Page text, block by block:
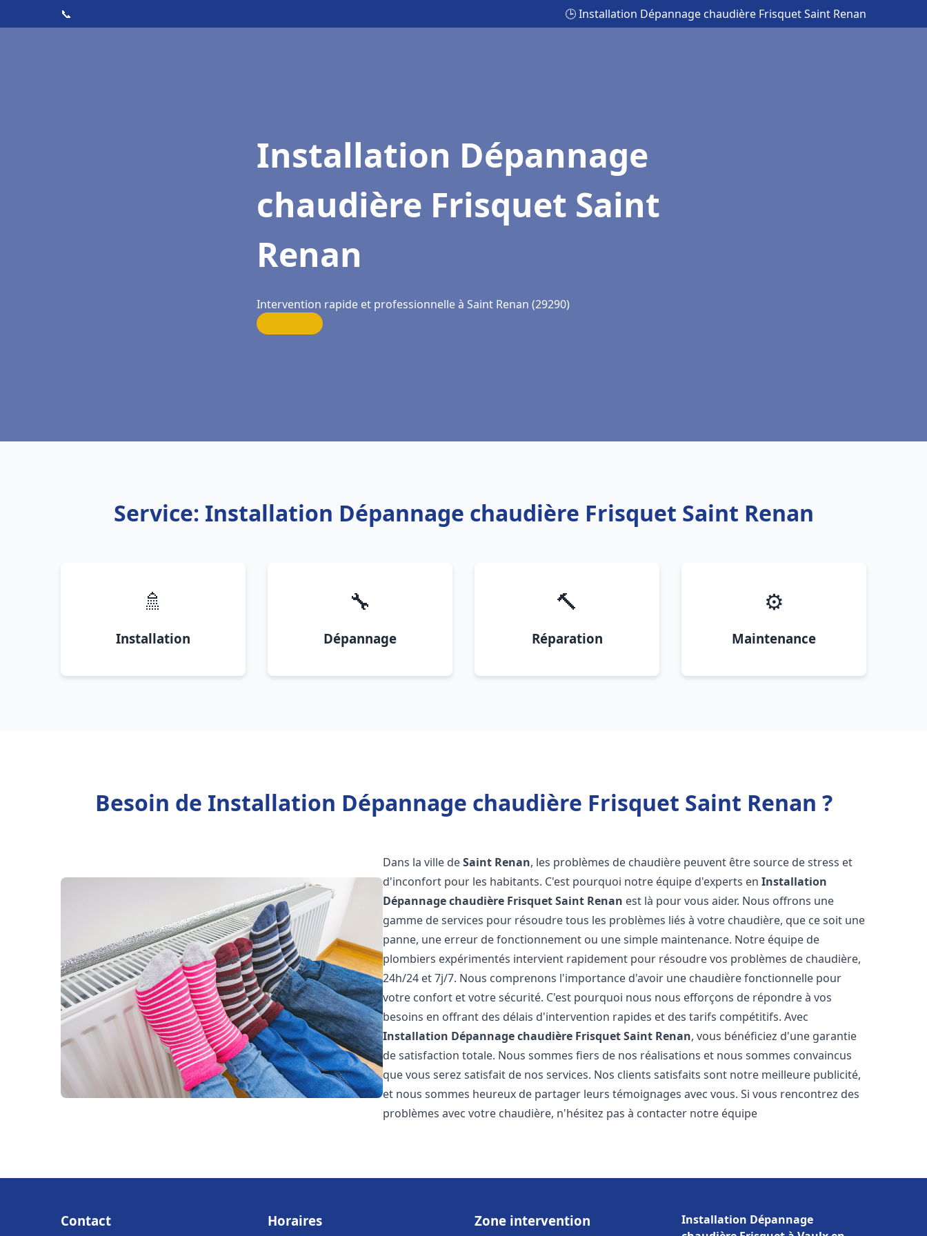
📞 🕒 Installation Dépannage chaudière Frisquet Saint Renan
Installation Dépannage
chaudière Frisquet Saint
Renan
Intervention rapide et professionnelle à Saint Renan (29290)
Service: Installation Dépannage chaudière Frisquet Saint Renan
🚿
Installation
🔧
Dépannage
🔨
Réparation
⚙️
Maintenance
Besoin de Installation Dépannage chaudière Frisquet Saint Renan ?
Dans la ville deSaint Renan, les problèmes de chaudière peuvent être source de stress et
d'inconfort pour les habitants. C'est pourquoi notre équipe d'experts enInstallation
Dépannage chaudière FrisquetSaint Renan est là pour vous aider. Nous offrons une
gamme de services pour résoudre tous les problèmes liés à votre chaudière, que ce soit une
panne, une erreur de fonctionnement ou une simple maintenance. Notre équipe de
plombiers expérimentés intervient rapidement pour résoudre vos problèmes de chaudière,
24h/24 et 7j/7. Nous comprenons l'importance d'avoir une chaudière fonctionnelle pour
votre confort et votre sécurité. C'est pourquoi nous nous efforçons de répondre à vos
besoins en offrant des délais d'intervention rapides et des tarifs compétitifs. Avec
Installation Dépannage chaudière FrisquetSaint Renan, vous bénéficiez d'une garantie
de satisfaction totale. Nous sommes fiers de nos réalisations et nous sommes convaincus
que vous serez satisfait de nos services. Nos clients satisfaits sont notre meilleure publicité,
et nous sommes heureux de partager leurs témoignages avec vous. Si vous rencontrez des
problèmes avec votre chaudière, n'hésitez pas à contacter notre équipe
Contact Horaires Zone intervention
Installation Dépannage